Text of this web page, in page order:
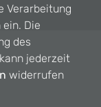
Verarbeitung
Die
des
jederzeit
widerrufen